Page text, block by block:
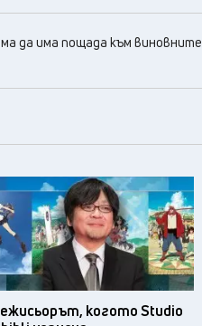
да има пощада към виновните
когото Studio